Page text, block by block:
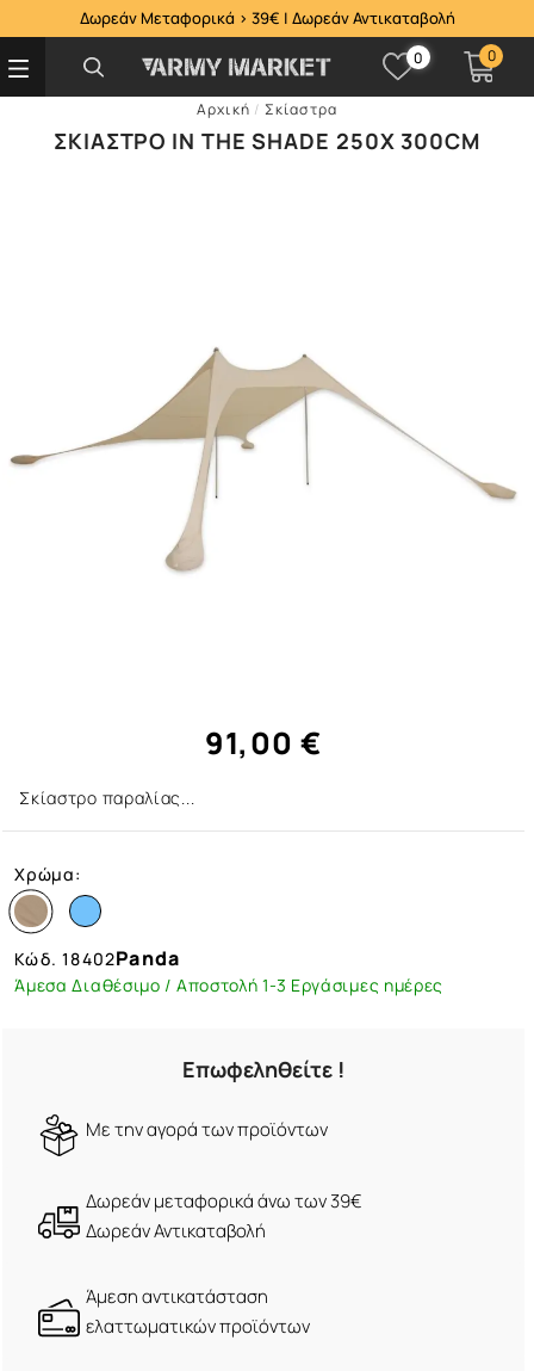
Δωρεάν Μεταφορικά > 39€ | Δωρεάν Αντικαταβολή
0 0
Αρχική / Σκίαστρα
ΣΚΊΑΣΤΡΟ IN THE SHADE 250X 300CM
91,00 €
Σκίαστρο παραλίας...
Χρώμα:
Κώδ.18402Panda
Άμεσα Διαθέσιμο / Αποστολή 1-3 Εργάσιμες ημέρες
Επωφεληθείτε !
Mε την αγορά των προϊόντων
Δωρεάν μεταφορικά άνω των 39€
Δωρεάν Αντικαταβολή
Άμεση αντικατάσταση
ελαττωματικών προϊόντων